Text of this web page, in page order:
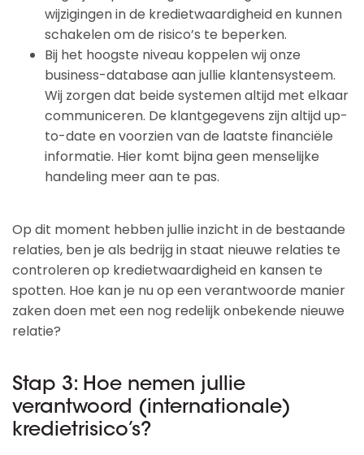
wijzigingen in de kredietwaardigheid en kunnen
schakelen om de risico’s te beperken.
Bij het hoogste niveau koppelen wij onze
business-database aan jullie klantensysteem.
Wij zorgen dat beide systemen altijd met elkaar
communiceren. De klantgegevens zijn altijd up-
to-date en voorzien van de laatste financiële
informatie. Hier komt bijna geen menselijke
handeling meer aan te pas.
Op dit moment hebben jullie inzicht in de bestaande
relaties, ben je als bedrijg in staat nieuwe relaties te
controleren op kredietwaardigheid en kansen te
spotten. Hoe kan je nu op een verantwoorde manier
zaken doen met een nog redelijk onbekende nieuwe
relatie?
Stap 3: Hoe nemen jullie
verantwoord (internationale)
kredietrisico’s?